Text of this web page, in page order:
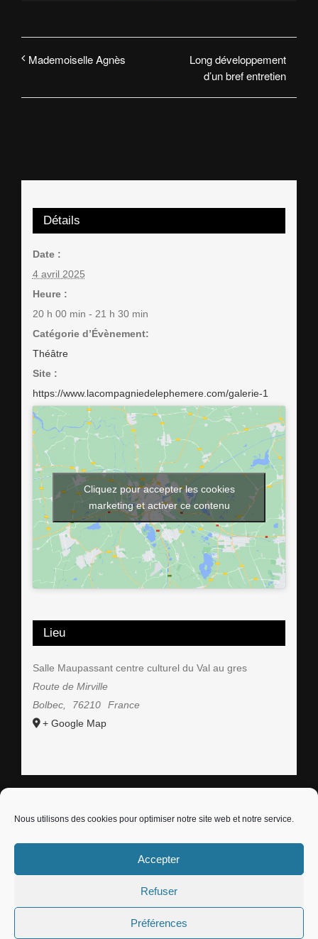
Nous utilisons des cookies pour optimiser notre site web et notre service.
Accepter
Refuser
Préférences
Mademoiselle Agnès
Long développement
d’un bref entretien
Détails
Date :
4 avril 2025
Heure :
20 h 00 min - 21 h 30 min
Catégorie d’Évènement:
Théâtre
Site :
https://www.lacompagniedelephemere.com/galerie-1
Lieu
Salle Maupassant centre culturel du Val au gres
Route de Mirville
Bolbec, 76210
France
+ Google Map
Cliquez pour accepter les cookies
marketing et activer ce contenu
Reserved | Powered by
FacebookInstagram